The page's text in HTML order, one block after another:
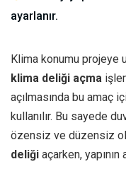
ayarlanır.
Klima konumu projeye
klima deliği açma
açılmasında bu amaç
kullanılır. Bu sayede
özensiz ve düzensiz
deliği açarken, yapının